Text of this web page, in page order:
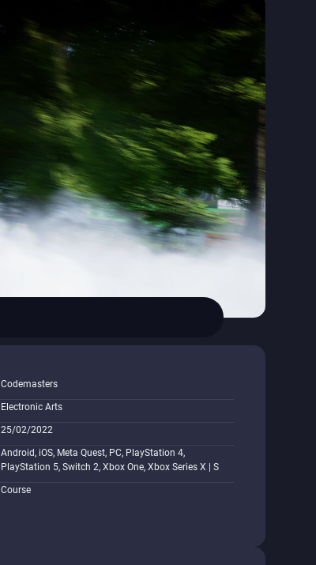
Codemasters
Electronic Arts
25/02/2022
Android, iOS, Meta Quest, PC, PlayStation 4,
PlayStation 5, Switch 2, Xbox One, Xbox Series X | S
Course